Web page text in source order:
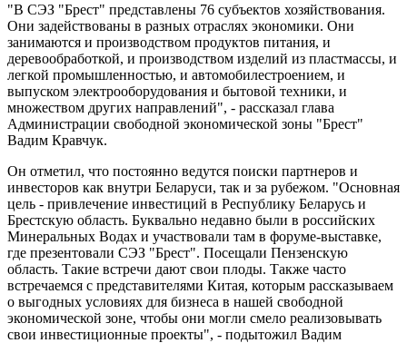
"В СЭЗ "Брест" представлены 76 субъектов хозяйствования.
Они задействованы в разных отраслях экономики. Они
занимаются и производством продуктов питания, и
деревообработкой, и производством изделий из пластмассы, и
легкой промышленностью, и автомобилестроением, и
выпуском электрооборудования и бытовой техники, и
множеством других направлений", - рассказал глава
Администрации свободной экономической зоны "Брест"
Вадим Кравчук.
Он отметил, что постоянно ведутся поиски партнеров и
инвесторов как внутри Беларуси, так и за рубежом. "Основная
цель - привлечение инвестиций в Республику Беларусь и
Брестскую область. Буквально недавно были в российских
Минеральных Водах и участвовали там в форуме-выставке,
где презентовали СЭЗ "Брест". Посещали Пензенскую
область. Такие встречи дают свои плоды. Также часто
встречаемся с представителями Китая, которым рассказываем
о выгодных условиях для бизнеса в нашей свободной
экономической зоне, чтобы они могли смело реализовывать
свои инвестиционные проекты", - подытожил Вадим